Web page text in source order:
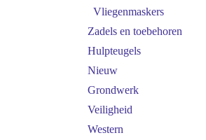
Vliegenmaskers
Zadels en toebehoren
Hulpteugels
Nieuw
Grondwerk
Veiligheid
Western